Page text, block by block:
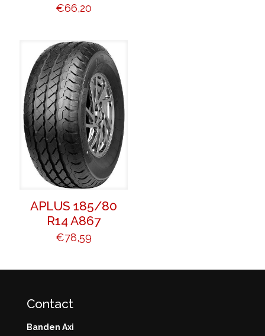
€66,20
APLUS 185/80
R14 A867
€78,59
Contact
Banden Axi